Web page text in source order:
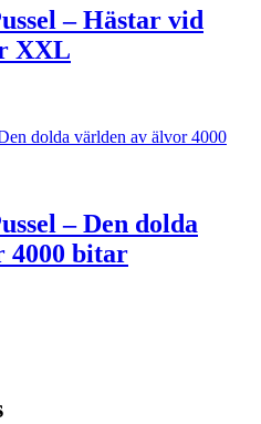
– Hästar vid
XXL
– Den dolda
4000 bitar